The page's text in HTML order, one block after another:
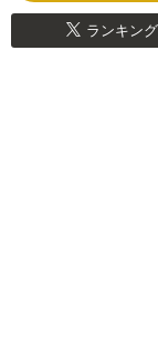
ランキン